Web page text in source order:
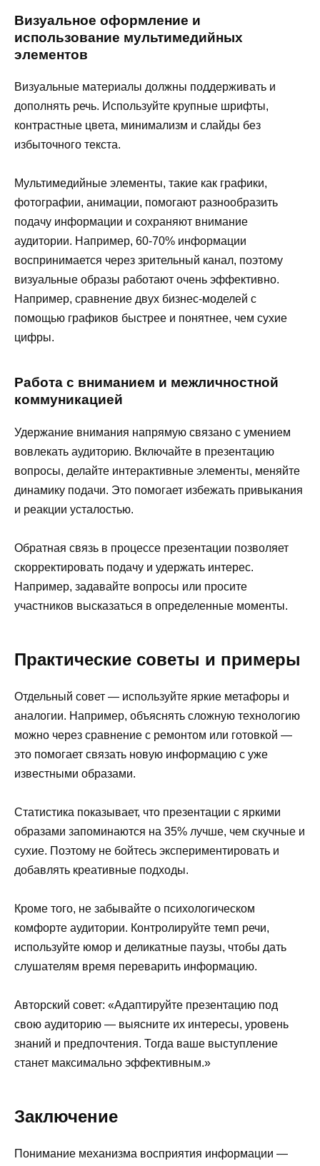
Визуальное оформление и
использование мультимедийных
элементов
Визуальные материалы должны поддерживать и
дополнять речь. Используйте крупные шрифты,
контрастные цвета, минимализм и слайды без
избыточного текста.
Мультимедийные элементы, такие как графики,
фотографии, анимации, помогают разнообразить
подачу информации и сохраняют внимание
аудитории. Например, 60-70% информации
воспринимается через зрительный канал, поэтому
визуальные образы работают очень эффективно.
Например, сравнение двух бизнес-моделей с
помощью графиков быстрее и понятнее, чем сухие
цифры.
Работа с вниманием и межличностной
коммуникацией
Удержание внимания напрямую связано с умением
вовлекать аудиторию. Включайте в презентацию
вопросы, делайте интерактивные элементы, меняйте
динамику подачи. Это помогает избежать привыкания
и реакции усталостью.
Обратная связь в процессе презентации позволяет
скорректировать подачу и удержать интерес.
Например, задавайте вопросы или просите
участников высказаться в определенные моменты.
Практические советы и примеры
Отдельный совет — используйте яркие метафоры и
аналогии. Например, объяснять сложную технологию
можно через сравнение с ремонтом или готовкой —
это помогает связать новую информацию с уже
известными образами.
Статистика показывает, что презентации с яркими
образами запоминаются на 35% лучше, чем скучные и
сухие. Поэтому не бойтесь экспериментировать и
добавлять креативные подходы.
Кроме того, не забывайте о психологическом
комфорте аудитории. Контролируйте темп речи,
используйте юмор и деликатные паузы, чтобы дать
слушателям время переварить информацию.
Авторский совет: «Адаптируйте презентацию под
свою аудиторию — выясните их интересы, уровень
знаний и предпочтения. Тогда ваше выступление
станет максимально эффективным.»
Заключение
Понимание механизма восприятия информации —